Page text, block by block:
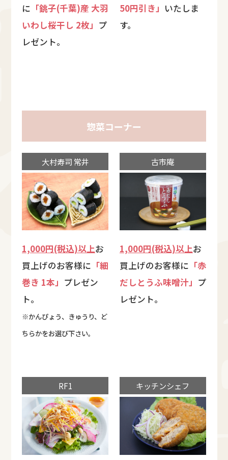
に 「銚子(千葉)産 大羽
いわし桜干し 2枚」 プ
レゼント。
50円引き」 いたしま
す。
惣菜コーナー
大村寿司 常井
1,000円(税込)以上お
買上げのお客様に 「細
巻き 1本」 プレゼン
ト。
※かんぴょう、きゅうり、ど
ちらかをお選び下さい。
古市庵
1,000円(税込)以上お
買上げのお客様に 「赤
だしとうふ味噌汁」 プ
レゼント。
RF1 キッチンシェフ